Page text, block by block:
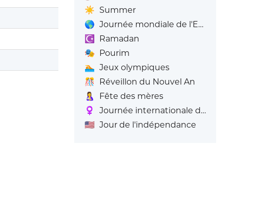
☀️ Summer
🌎 Journée mondiale de l'Emoji
☪️
Ramadan
🎭 Pourim
🏊 Jeux olympiques
🎊
Réveillon du Nouvel An
🤱
Fête des mères
♀️
Journée internationale de la femme
🇺🇸 Jour de l'indépendance